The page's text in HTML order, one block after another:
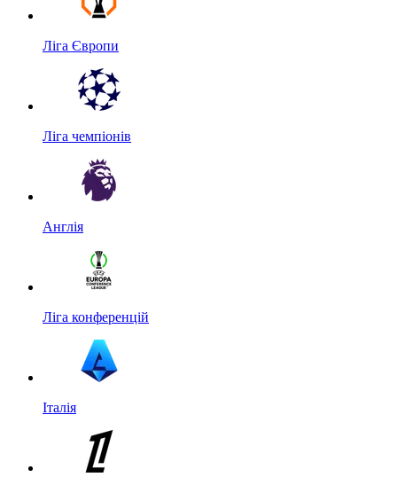
Ліга Європи
Ліга чемпіонів
Англія
Ліга конференцій
Італія